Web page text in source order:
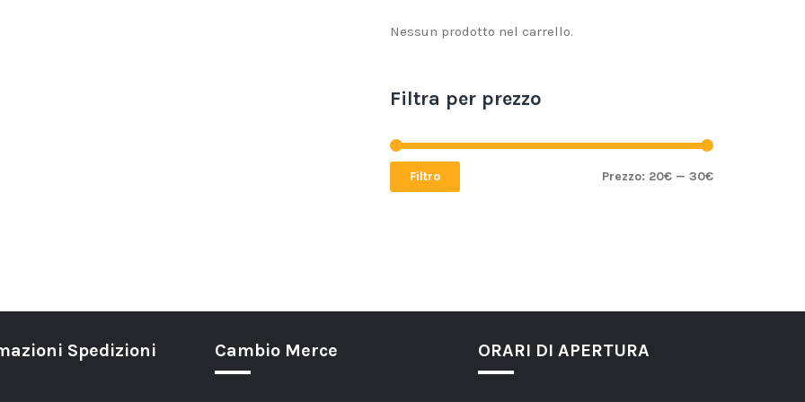
Nessun prodotto nel carrello.
Filtra per prezzo
Filtro Prezzo: 20€ — 30€
Spedizioni Cambio Merce ORARI DI APERTURA